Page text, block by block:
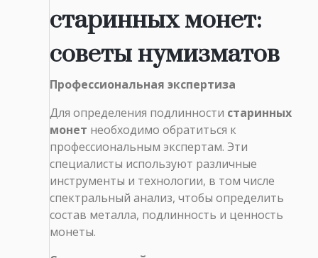
старинных монет:
советы нумизматов
Профессиональная экспертиза
Для определения подлинности старинных
монет необходимо обратиться к
профессиональным экспертам. Эти
специалисты используют различные
инструменты и технологии, в том числе
спектральный анализ, чтобы определить
состав металла, подлинность и ценность
монеты.